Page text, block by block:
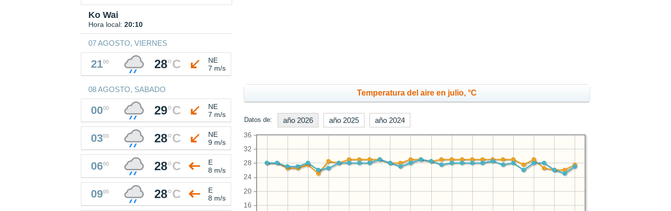
Temperatura del aire en julio, °C
Datos de: año 2026 año 2025 año 2024
16
20
24
28
32
36
Ko Wai
Hora local: 20:10
07 AGOSTO, VIERNES
2100 28°C
NE
7 m/s
08 AGOSTO, SABADO
0000 29°C
NE
7 m/s
0300 28°C
NE
9 m/s
0600 28°C
E
8 m/s
0900 28°C
E
8 m/s